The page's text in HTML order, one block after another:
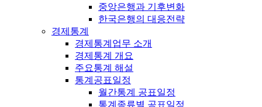
중앙은행과 기후변화
한국은행의 대응전략
경제통계
경제통계업무 소개
경제통계 개요
주요통계 해설
통계공표일정
월간통계 공표일정
통계종류별 공표일정